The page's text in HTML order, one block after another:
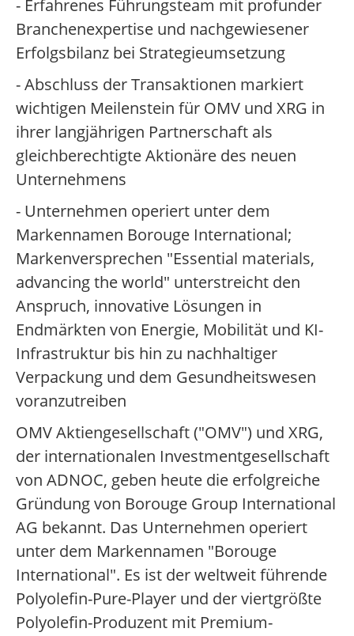
- Erfahrenes Führungsteam mit profunder
Branchenexpertise und nachgewiesener
Erfolgsbilanz bei Strategieumsetzung
- Abschluss der Transaktionen markiert
wichtigen Meilenstein für OMV und XRG in
ihrer langjährigen Partnerschaft als
gleichberechtigte Aktionäre des neuen
Unternehmens
- Unternehmen operiert unter dem
Markennamen Borouge International;
Markenversprechen "Essential materials,
advancing the world" unterstreicht den
Anspruch, innovative Lösungen in
Endmärkten von Energie, Mobilität und KI-
Infrastruktur bis hin zu nachhaltiger
Verpackung und dem Gesundheitswesen
voranzutreiben
OMV Aktiengesellschaft ("OMV") und XRG,
der internationalen Investmentgesellschaft
von ADNOC, geben heute die erfolgreiche
Gründung von Borouge Group International
AG bekannt. Das Unternehmen operiert
unter dem Markennamen "Borouge
International". Es ist der weltweit führende
Polyolefin-Pure-Player und der viertgrößte
Polyolefin-Produzent mit Premium-